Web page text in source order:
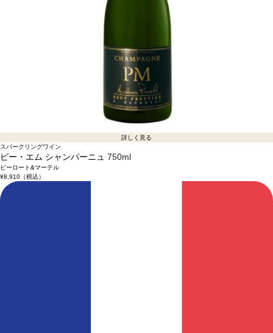
詳しく見る
スパークリングワイン
ピー・エム シャンパーニュ 750ml
ピーロート&マーテル
¥8,910（税込）